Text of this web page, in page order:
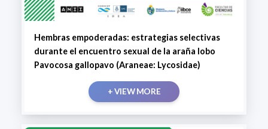
Hembras empoderadas: estrategias selectivas
durante el encuentro sexual de la araña lobo
Pavocosa gallopavo (Araneae: Lycosidae)
+ VIEW MORE